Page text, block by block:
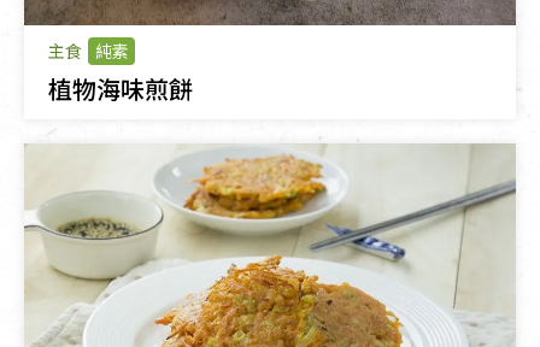
主食 純素
植物海味煎餅